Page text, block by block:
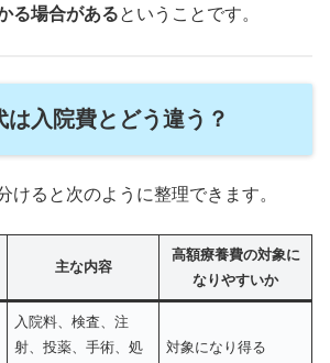
る場合があるということです。
は入院費とどう違う？
けると次のように整理できます。
主な内容
高額療養費の対象に
なりやすいか
入院料、検査、注
射、投薬、手術、処
対象になり得る